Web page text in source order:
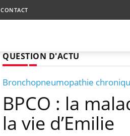
CONTACT
QUESTION D'ACTU
Bronchopneumopathie
BPCO : la
la vie d’Emilie